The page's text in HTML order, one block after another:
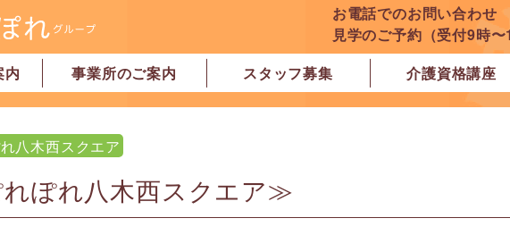
お電話でのお問い合わせ
見学のご予約（受付9時〜
内
護老人ホーム
向け住宅
育園
事業所のご案内
事業所一覧・奈良市
ぽれぽれ学園前レジデンス
ぽれぽれ登美ヶ丘
ぽれぽれ四条大路
ぽれぽれ東登美ヶ丘
ぽれぽれケアセンター青山
事業所一覧・橿原市 ぽれぽれ中和
ぽれぽれ橿原在宅支援相談センター
ぽれぽれケアセンター 白橿
ぽれぽれ白橿コンフォート
ぽれぽれ八木西スクエア
橿原市地域包括支援センター北エリア
スタッフ募集 介護資格講座
八木西スクエア
ぽれ八木西スクエア≫